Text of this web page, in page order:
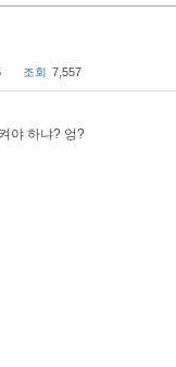
조회 7,557
야 하냐? 엉?